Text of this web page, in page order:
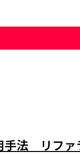
手法 リファ